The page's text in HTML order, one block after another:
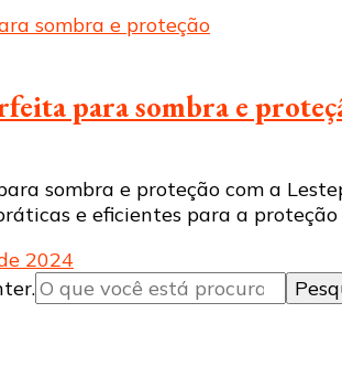
para sombra e
sombra e proteção com a
e eficientes para a
2024